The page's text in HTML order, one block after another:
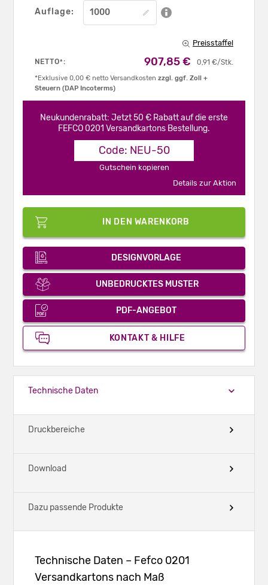
Auflage:
Preisstaffel
NETTO*: 0,91 €/Stk.
907,85 €
*Exklusive 0,00 € netto Versandkosten zzgl. ggf. Zoll +
Steuern (DAP Incoterms)
Neukundenrabatt: Jetzt 50 € Rabatt auf die erste
FEFCO 0201 Versandkartons Bestellung.
Code: NEU-50
Gutschein kopieren
Details zur Aktion
IN DEN WARENKORB
DESIGNVORLAGE
UNBEDRUCKTES MUSTER
PDF-ANGEBOT
KONTAKT & HILFE
Technische Daten
Druckbereiche
Download
Dazu passende Produkte
Technische Daten – Fefco 0201
Versandkartons nach Maß